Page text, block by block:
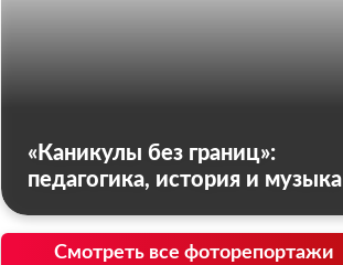
«Каникулы без границ»:
педагогика, история и музыка
Смотреть все фоторепортажи